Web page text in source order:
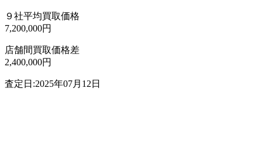
９社平均買取価格
7,200,000円
店舗間買取価格差
2,400,000円
査定日:2025年07月12日